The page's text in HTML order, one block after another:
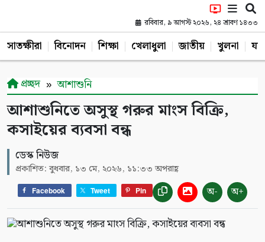
রবিবার, ৯ আগস্ট ২০২৬, ২৪ শ্রাবণ ১৪৩৩
সাতক্ষীরা বিনোদন শিক্ষা খেলাধুলা জাতীয় খুলনা
প্রচ্ছদ আশাশুনি
আশাশুনিতে অসুস্থ গরুর মাংস বিক্রি,
কসাইয়ের ব্যবসা বন্ধ
ডেস্ক নিউজ
প্রকাশিত: বুধবার, ১৩ মে, ২০২৬, ১১:৩৩ অপরাহ্ণ
Facebook Tweet Pin অ- অ+